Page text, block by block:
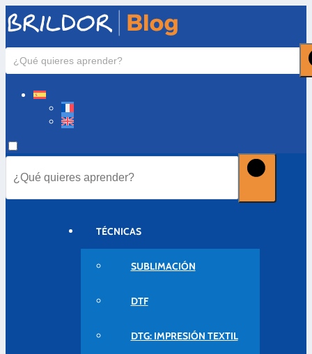
TÉCNICAS
SUBLIMACIÓN
DTF
DTG: IMPRESIÓN TEXTIL